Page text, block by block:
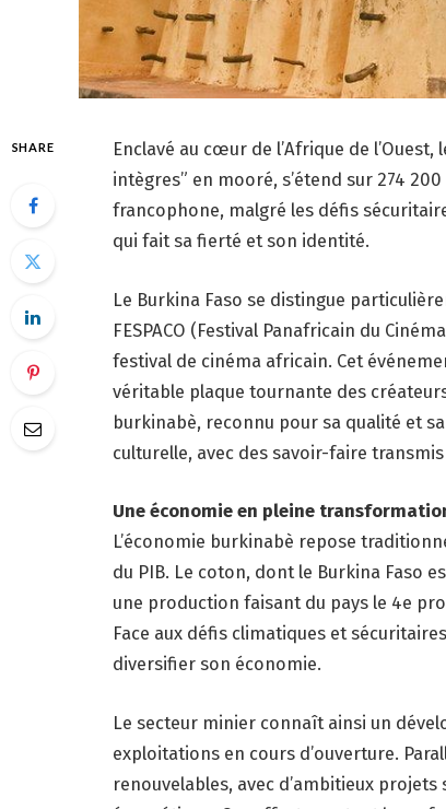
SHARE Enclavé au cœur de l’Afrique de l’Ouest,
intègres” en mooré, s’étend sur 274
francophone, malgré les défis
qui fait sa fierté et son identité.
Le Burkina Faso se distingue
FESPACO (Festival Panafricain du
festival de cinéma africain. Cet
véritable plaque tournante des
burkinabè, reconnu pour sa qualité et
culturelle, avec des savoir-faire
Une économie en pleine
L’économie burkinabè repose
du PIB. Le coton, dont le Burkina Faso
une production faisant du pays le 4e
Face aux défis climatiques et
diversifier son économie.
Le secteur minier connaît ainsi un
exploitations en cours d’ouverture.
renouvelables, avec d’ambitieux